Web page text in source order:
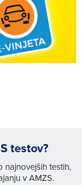
testov?
najnovejših testih,
v AMZS.